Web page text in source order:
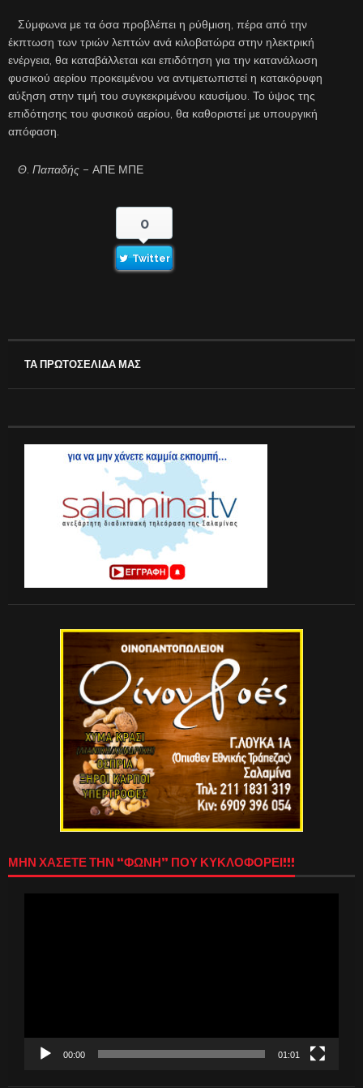
Σύμφωνα με τα όσα προβλέπει η ρύθμιση, πέρα από την
έκπτωση των τριών λεπτών ανά κιλοβατώρα στην ηλεκτρική
ενέργεια, θα καταβάλλεται και επιδότηση για την κατανάλωση
φυσικού αερίου προκειμένου να αντιμετωπιστεί η κατακόρυφη
αύξηση στην τιμή του συγκεκριμένου καυσίμου. Το ύψος της
επιδότησης του φυσικού αερίου, θα καθοριστεί με υπουργική
απόφαση.
Θ. Παπαδής – ΑΠΕ ΜΠΕ
0
Twitter
ΤΑ ΠΡΩΤΟΣΕΛΙΔΑ ΜΑΣ
ΜΗΝ ΧΑΣΕΤΕ ΤΗΝ “ΦΩΝΗ” ΠΟΥ ΚΥΚΛΟΦΟΡΕΙ!!!
00:00 01:01